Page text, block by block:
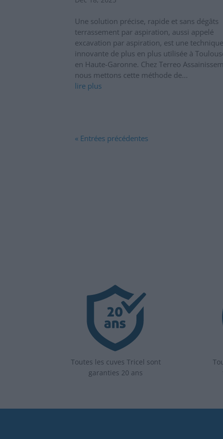
Une solution précise, rapide et sans
terrassement par aspiration, aussi appelé
excavation par aspiration, est une technique
innovante de plus en plus utilisée à
en Haute-Garonne. Chez Terreo
nous mettons cette méthode de...
lire plus
« Entrées précédentes
Toutes les cuves Tricel sont
garanties 20 ans